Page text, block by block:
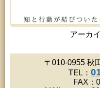
アーカ
2026年08月20日 (秋
女性教育「女性セミ
2026年08月20日 (秋
2026年08月20日 (秋
女性教育「あかしあ
2026年08月21日 (秋
高齢者教育「秋田鈴
〒010-0955 秋
TEL：
FAX：